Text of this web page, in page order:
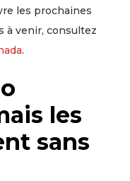
les prochaines
à venir, consultez
.
les
sans